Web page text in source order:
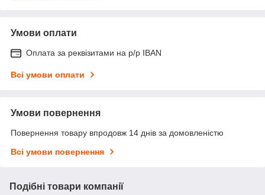
Умови оплати
Оплата за реквізитами на р/р IBAN
Всі умови оплати
Умови повернення
Повернення товару впродовж 14 днів за домовленістю
Всі умови повернення
Подібні товари компанії